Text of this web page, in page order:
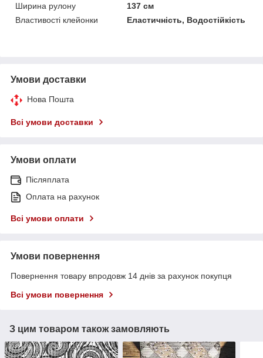
Ширина рулону
137 см
Властивості клейонки
Еластичність, Водостійкість
Умови доставки
Нова Пошта
Всі умови доставки
Умови оплати
Післяплата
Оплата на рахунок
Всі умови оплати
Умови повернення
Повернення товару впродовж 14 днів за рахунок покупця
Всі умови повернення
З цим товаром також замовляють